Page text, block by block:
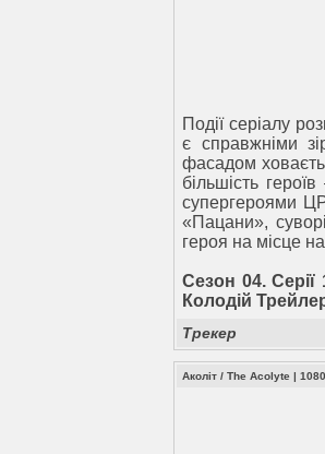
Події серіалу
є справжніми
фасадом
більшість
супергероями
«Пацани»,
героя на місце
Сезон 04. Серії
Колодій
Трекер
Аколіт / The Acolyte |